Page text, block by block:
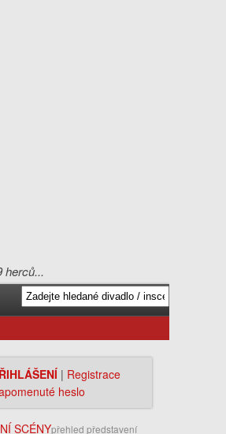
herců...
| Registrace
heslo
SCÉNYpřehled představení